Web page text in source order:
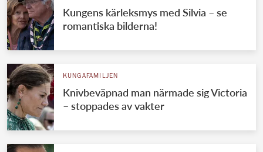
Kungens kärleksmys med Silvia – se
romantiska bilderna!
KUNGAFAMILJEN
Knivbeväpnad man närmade sig Victoria
– stoppades av vakter